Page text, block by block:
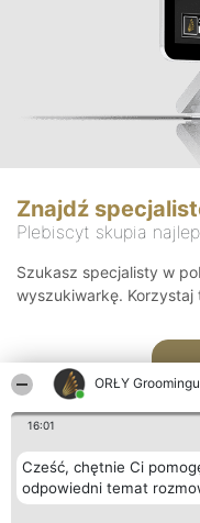
ORŁY Groomingu
16:01
Cześć, chętnie Ci
odpowiedni temat
Znajdź
Plebiscyt skupia
Szukasz specjalisty w
wyszukiwarkę. Korzystaj